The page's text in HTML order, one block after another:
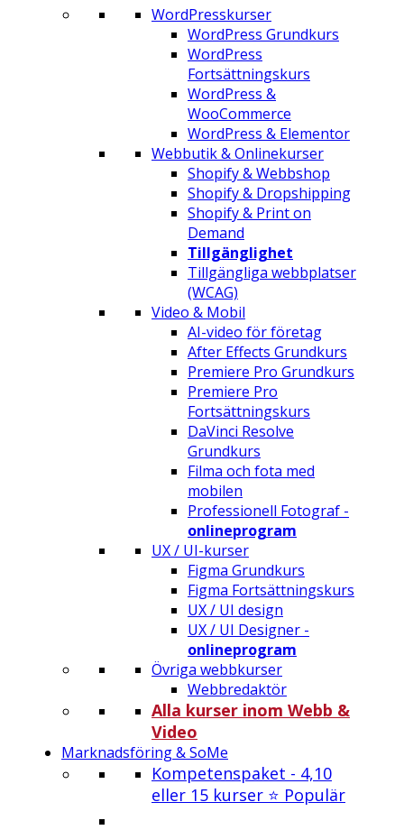
WordPresskurser
WordPress Grundkurs
WordPress
Fortsättningskurs
WordPress &
WooCommerce
WordPress & Elementor
Webbutik & Onlinekurser
Shopify & Webbshop
Shopify & Dropshipping
Shopify & Print on
Demand
Tillgänglighet
Tillgängliga webbplatser
(WCAG)
Video & Mobil
AI-video för företag
After Effects Grundkurs
Premiere Pro Grundkurs
Premiere Pro
Fortsättningskurs
DaVinci Resolve
Grundkurs
Filma och fota med
mobilen
Professionell Fotograf -
onlineprogram
UX / UI-kurser
Figma Grundkurs
Figma Fortsättningskurs
UX / UI design
UX / UI Designer -
onlineprogram
Övriga webbkurser
Webbredaktör
Alla kurser inom Webb &
Video
Marknadsföring & SoMe
Kompetenspaket - 4,10
eller 15 kurser ⭐ Populär